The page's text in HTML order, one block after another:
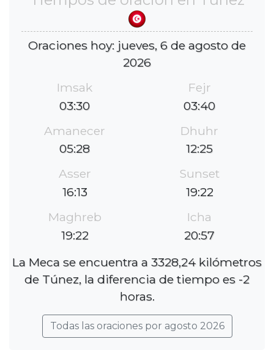
Oraciones hoy: jueves, 6 de agosto de
2026
Imsak
03:30
Fejr
03:40
Amanecer
05:28
Dhuhr
12:25
Asser
16:13
Sunset
19:22
Maghreb
19:22
Icha
20:57
La Meca se encuentra a 3328,24 kilómetros
de Túnez, la diferencia de tiempo es -2
horas.
Todas las oraciones por agosto 2026